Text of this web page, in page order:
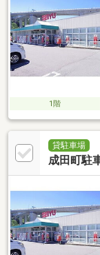
1階
貸駐車場
成田町駐